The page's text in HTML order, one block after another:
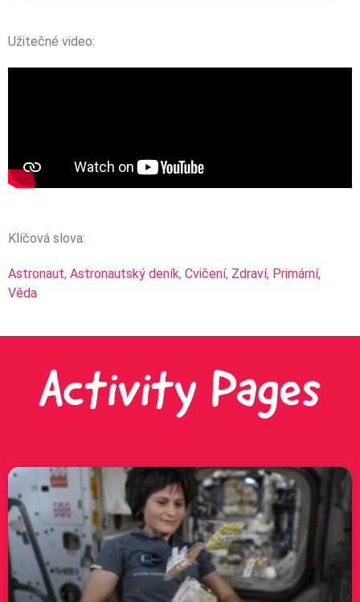
Užitečné video:
Klíčová slova:
Astronaut, Astronautský deník, Cvičení, Zdraví, Primární,
Věda